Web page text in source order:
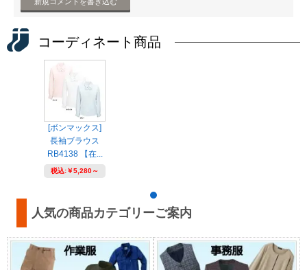
コーディネート商品
[ボンマックス]
長袖ブラウス
RB4138 【在...
税込:￥5,280～
人気の商品カテゴリーご案内